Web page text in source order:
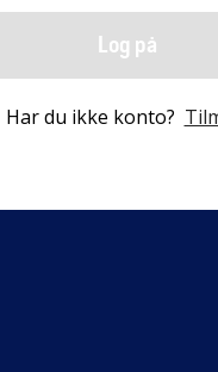
Log på
Har du ikke konto?